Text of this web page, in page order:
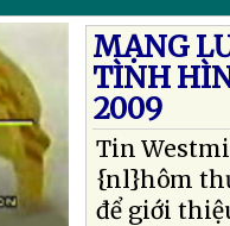
MẠNG
TÌNH
2009
Tin
{nl}hôm
để giới